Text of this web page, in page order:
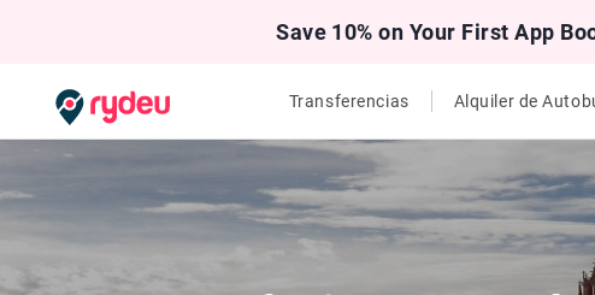
Save 10% on Your First App
Transferencias Alquiler de